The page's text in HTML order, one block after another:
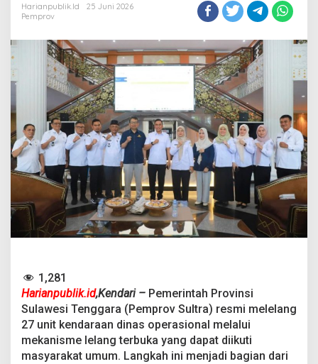
o
u
l
t
r
a
L
e
l
a
7
K
e
n
a
n
D
i
n
Harianpublik.id
25 Juni 2026
Pemprov
1,281
Harianpublik.id,Kendari – Pemerintah Provinsi
Sulawesi Tenggara (Pemprov Sultra) resmi melelang
27 unit kendaraan dinas operasional melalui
mekanisme lelang terbuka yang dapat diikuti
masyarakat umum. Langkah ini menjadi bagian dari